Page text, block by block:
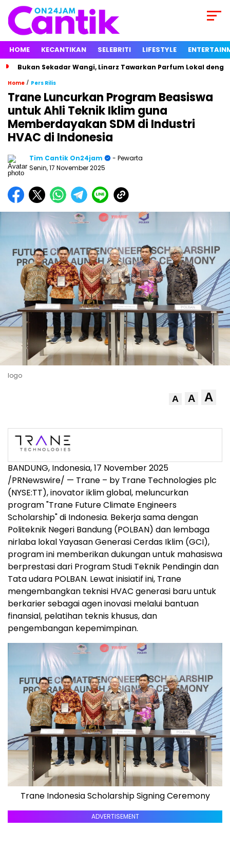
HOME KECANTIKAN SELEBRITI LIFESTYLE
Bukan Sekadar Wangi, Linarz Tawarkan Parfum Lokal
Home / Pers Rilis
Trane Luncurkan Program Beasiswa
untuk Ahli Teknik Iklim guna
Memberdayakan SDM di Industri
HVAC di Indonesia
Tim Cantik On24jam
- Pewarta
Senin, 17 November 2025
logo
A A A
BANDUNG, Indonesia,17 November 2025
/PRNewswire/ — Trane – by Trane Technologies plc
(NYSE:TT), inovator iklim global, meluncurkan
program "Trane Future Climate Engineers
Scholarship" di Indonesia. Bekerja sama dengan
Politeknik Negeri Bandung (POLBAN) dan lembaga
nirlaba lokal Yayasan Generasi Cerdas Iklim (GCI),
program ini memberikan dukungan untuk mahasiswa
berprestasi dari Program Studi Teknik Pendingin dan
Tata udara POLBAN. Lewat inisiatif ini, Trane
mengembangkan teknisi HVAC generasi baru untuk
berkarier sebagai agen inovasi melalui bantuan
finansial, pelatihan teknis khusus, dan
pengembangan kepemimpinan.
Trane Indonesia Scholarship Signing Ceremony
ADVERTISEMENT